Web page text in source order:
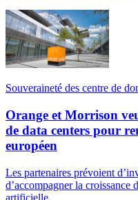
Souveraineté des centre de
Orange et Morrison
de data centers pour
européen
Les partenaires prévoient
d’accompagner la croissance
artificielle.